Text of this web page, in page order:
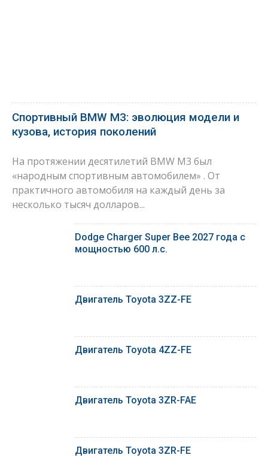
Спортивный BMW M3: эволюция модели и
кузова, история поколений
На протяжении десятилетий BMW M3 был
«народным спортивным автомобилем» . От
практичного автомобиля на каждый день за
несколько тысяч долларов...
Dodge Charger Super Bee 2027 года с
мощностью 600 л.с.
Двигатель Toyota 3ZZ-FE
Двигатель Toyota 4ZZ-FE
Двигатель Toyota 3ZR-FAE
Двигатель Toyota 3ZR-FE